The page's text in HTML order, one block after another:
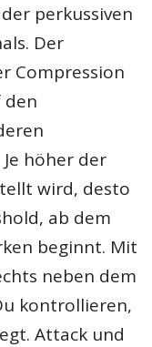
perkussiven
Der
Compression
den
höher der
wird, desto
ab dem
beginnt. Mit
neben dem
kontrollieren,
Attack und